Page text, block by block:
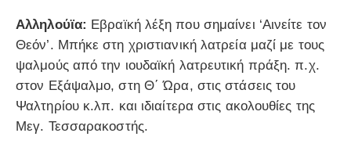
Αλληλούϊα: Εβραϊκή λέξη που σημαίνει ‘Αινείτε τον
Θεόν’. Μπήκε στη χριστιανική λατρεία μαζί με τους
ψαλμούς από την ιουδαϊκή λατρευτική πράξη. π.χ.
στον Εξάψαλμο, στη Θ΄ Ώρα, στις στάσεις του
Ψαλτηρίου κ.λπ. και ιδιαίτερα στις ακολουθίες της
Μεγ. Τεσσαρακοστής.